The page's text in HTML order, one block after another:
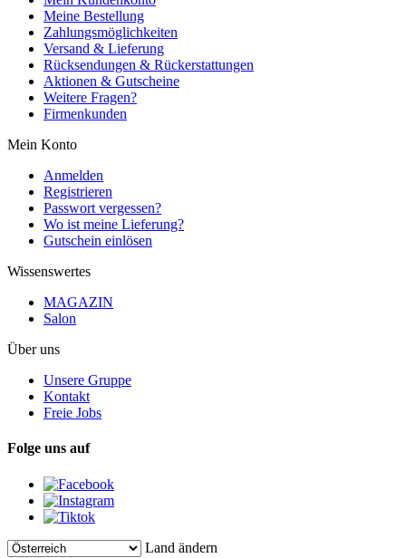
Meine Bestellung
Zahlungsmöglichkeiten
Versand & Lieferung
Rücksendungen & Rückerstattungen
Aktionen & Gutscheine
Weitere Fragen?
Firmenkunden
Mein Konto
Anmelden
Registrieren
Passwort vergessen?
Wo ist meine Lieferung?
Gutschein einlösen
Wissenswertes
MAGAZIN
Salon
Über uns
Unsere Gruppe
Kontakt
Freie Jobs
Folge uns auf
Land ändern